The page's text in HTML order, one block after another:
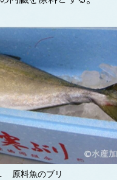
原料魚のブリ